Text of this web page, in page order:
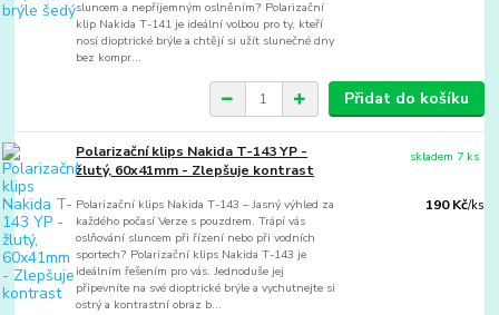
sluncem a nepříjemným oslněním? Polarizační
klip Nakida T-141 je ideální volbou pro ty, kteří
nosí dioptrické brýle a chtějí si užít slunečné dny
bez kompr...
Přidat do košíku
Polarizační klips Nakida T-143 YP -
žlutý, 60x41mm - Zlepšuje kontrast
Polarizační klips Nakida T-143 – Jasný výhled za
každého počasí Verze s pouzdrem. Trápí vás
oslňování sluncem při řízení nebo při vodních
sportech? Polarizační klips Nakida T-143 je
ideálním řešením pro vás. Jednoduše jej
připevníte na své dioptrické brýle a vychutnejte si
ostrý a kontrastní obraz b...
190 Kč/ks
skladem 7 ks